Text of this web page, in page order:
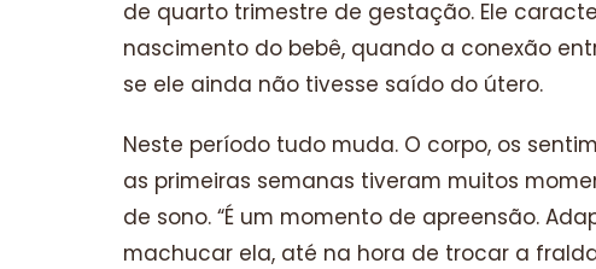
de quarto trimestre de gestação. Ele
nascimento do bebê, quando a conexão
se ele ainda não tivesse saído do útero.
Neste período tudo muda. O corpo, os
as primeiras semanas tiveram muitos
de sono. “É um momento de apreensão.
machucar ela, até na hora de trocar a